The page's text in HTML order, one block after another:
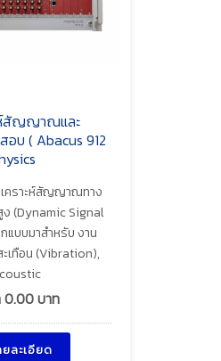
ห์สัญญาณและ
บ ( Abacus 912
คราะห์สัญญาณทาง
(Dynamic Signal
บบมาสำหรับ งาน
ะเทือน (Vibration),
0.00บาท
ละเอียด